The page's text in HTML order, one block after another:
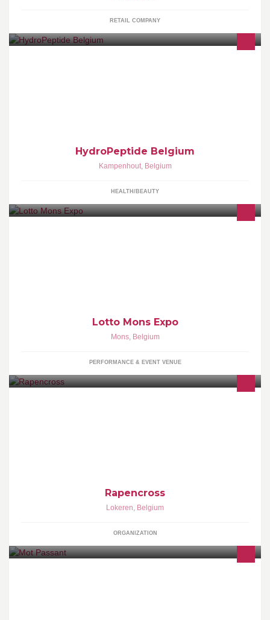
RETAIL COMPANY
HydroPeptide Belgium
Kampenhout, Belgium
HEALTH/BEAUTY
Lotto Mons Expo
Mons, Belgium
PERFORMANCE & EVENT VENUE
Rapencross
Lokeren, Belgium
ORGANIZATION